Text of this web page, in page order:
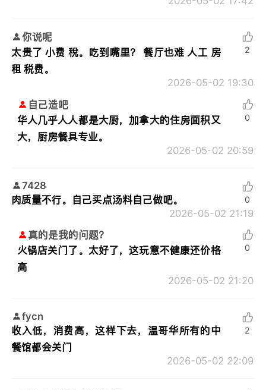
你说呢
太贵了 小费 稅。吃到嘴里？ 餐厅也难 人工 房
租 税费。
2026-05-02 19:30
2
自己造吧
华人几乎人人都是大厨，加拿大的住房面积又
大，厨房餐具专业。
2026-05-02 20:59
0
7428
肉质量不行。自己买点汤料自己做吧。
2026-05-02 21:19
0
真的是我的问题？
火锅店关门了。太好了，这玩意不健康还价格
高
2026-05-02 21:20
0
fycn
收入低，消费高，这样下去，温哥华所有的中
餐馆都会关门
2026-05-02 22:09
2